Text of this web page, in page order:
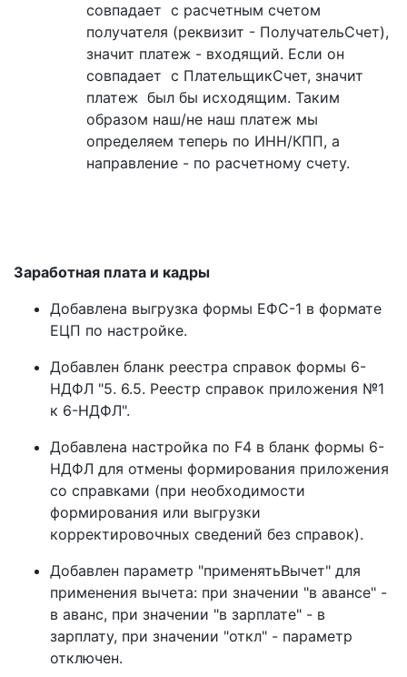
совпадает с расчетным счетом
получателя (реквизит - ПолучательСчет),
значит платеж - входящий. Если он
совпадает с ПлательщикСчет, значит
платеж был бы исходящим. Таким
образом наш/не наш платеж мы
определяем теперь по ИНН/КПП, а
направление - по расчетному счету.
Заработная плата и кадры
Добавлена выгрузка формы ЕФС-1 в формате
ЕЦП по настройке.
Добавлен бланк реестра справок формы 6-
НДФЛ "5. 6.5. Реестр справок приложения №1
к 6-НДФЛ".
Добавлена настройка по F4 в бланк формы 6-
НДФЛ для отмены формирования приложения
со справками (при необходимости
формирования или выгрузки
корректировочных сведений без справок).
Добавлен параметр "применятьВычет" для
применения вычета: при значении "в авансе" -
в аванс, при значении "в зарплате" - в
зарплату, при значении "откл" - параметр
отключен.